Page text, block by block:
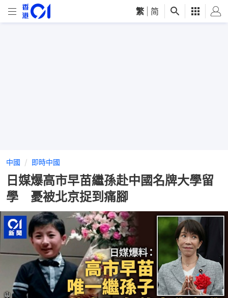
繁 简
中國 即時中國
日媒爆高市早苗繼孫赴中國名牌大學留
學 憂被北京捉到痛腳